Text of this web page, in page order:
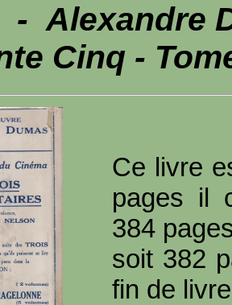
- Alexandre
Cinq -
Ce livre
pages il
384
soit 382
fin de